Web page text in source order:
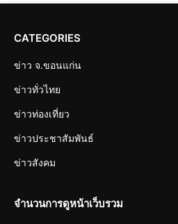
CATEGORIES
ข่าว จ.ขอนแก่น
ข่าวทั่วไทย
ข่าวท่องเที่ยว
ข่าวประชาสัมพันธ์
ข่าวสังคม
จำนวนการดูหน้าเว็บรวม